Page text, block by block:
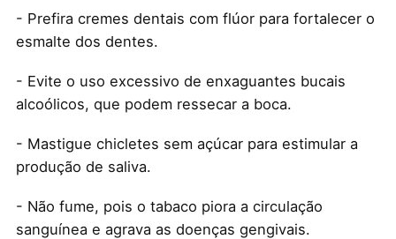
- Prefira cremes dentais com flúor para fortalecer o
esmalte dos dentes.
- Evite o uso excessivo de enxaguantes bucais
alcoólicos, que podem ressecar a boca.
- Mastigue chicletes sem açúcar para estimular a
produção de saliva.
- Não fume, pois o tabaco piora a circulação
sanguínea e agrava as doenças gengivais.